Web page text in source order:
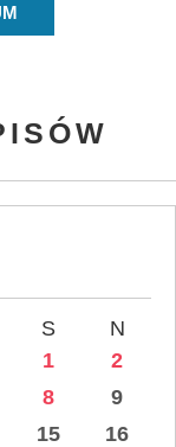
S
N
1
2
8
9
15
16